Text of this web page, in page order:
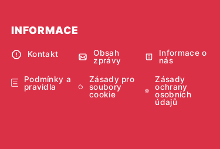
INFORMACE
Kontakt
Obsah
zprávy
Informace o
nás
Podmínky a
pravidla
Zásady pro
soubory
cookie
Zásady
ochrany
osobních
údajů